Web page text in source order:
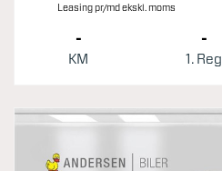
Leasing pr/md ekskl. moms
-
KM
-
1. Reg